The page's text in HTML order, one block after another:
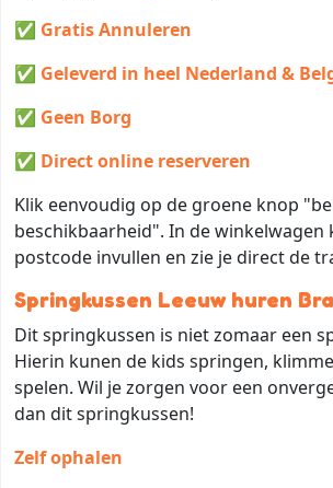
✅ Gratis Annuleren
✅ Geleverd in heel Nederland &
✅ Geen Borg
✅ Direct online reserveren
Klik eenvoudig op de groene knop
beschikbaarheid". In de winkelwagen
postcode invullen en zie je direct de
Springkussen Leeuw huren
Dit springkussen is niet zomaar een
Hierin kunen de kids springen,
spelen. Wil je zorgen voor een
dan dit springkussen!
Zelf ophalen